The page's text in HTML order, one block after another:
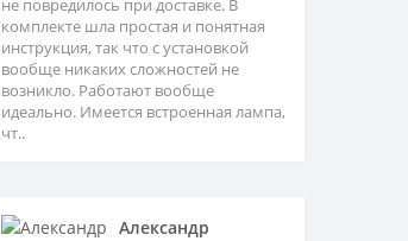
не повредилось при доставке. В
комплекте шла простая и понятная
инструкция, так что с установкой
вообще никаких сложностей не
возникло. Работают вообще
идеально. Имеется встроенная лампа,
чт..
Александр